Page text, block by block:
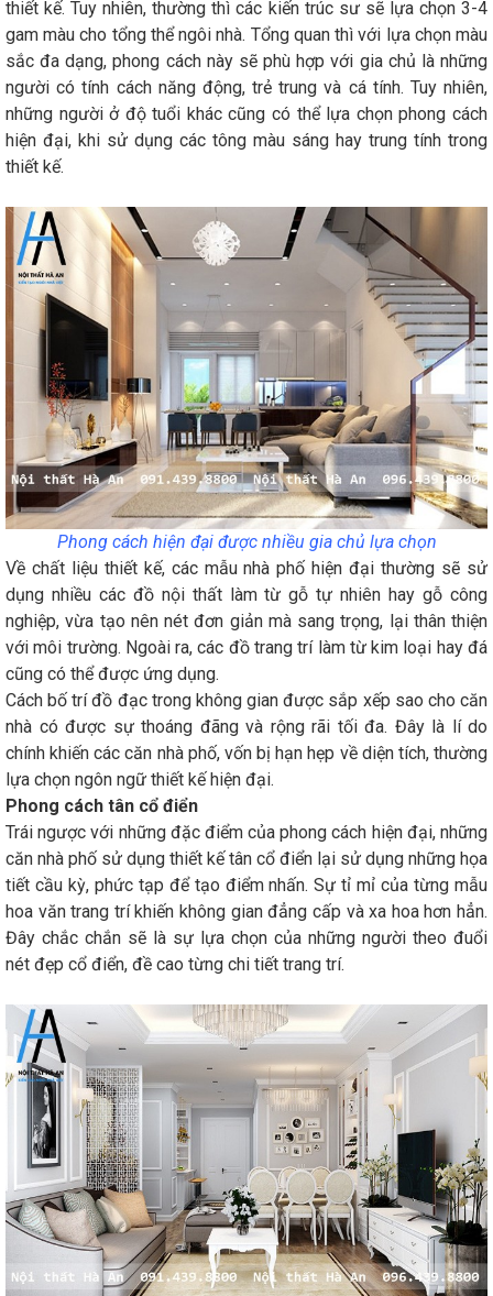
thiết kế. Tuy nhiên, thường thì các kiến trúc sư sẽ lựa chọn 3-4
gam màu cho tổng thể ngôi nhà. Tổng quan thì với lựa chọn màu
sắc đa dạng, phong cách này sẽ phù hợp với gia chủ là những
người có tính cách năng động, trẻ trung và cá tính. Tuy nhiên,
những người ở độ tuổi khác cũng có thể lựa chọn phong cách
hiện đại, khi sử dụng các tông màu sáng hay trung tính trong
thiết kế.
Phong cách hiện đại được nhiều gia chủ lựa chọn
Về chất liệu thiết kế, các mẫu nhà phố hiện đại thường sẽ sử
dụng nhiều các đồ nội thất làm từ gỗ tự nhiên hay gỗ công
nghiệp, vừa tạo nên nét đơn giản mà sang trọng, lại thân thiện
với môi trường. Ngoài ra, các đồ trang trí làm từ kim loại hay đá
cũng có thể được ứng dụng.
Cách bố trí đồ đạc trong không gian được sắp xếp sao cho căn
nhà có được sự thoáng đãng và rộng rãi tối đa. Đây là lí do
chính khiến các căn nhà phố, vốn bị hạn hẹp về diện tích, thường
lựa chọn ngôn ngữ thiết kế hiện đại.
Phong cách tân cổ điển
Trái ngược với những đặc điểm của phong cách hiện đại, những
căn nhà phố sử dụng thiết kế tân cổ điển lại sử dụng những họa
tiết cầu kỳ, phức tạp để tạo điểm nhấn. Sự tỉ mỉ của từng mẫu
hoa văn trang trí khiến không gian đẳng cấp và xa hoa hơn hẳn.
Đây chắc chắn sẽ là sự lựa chọn của những người theo đuổi
nét đẹp cổ điển, đề cao từng chi tiết trang trí.